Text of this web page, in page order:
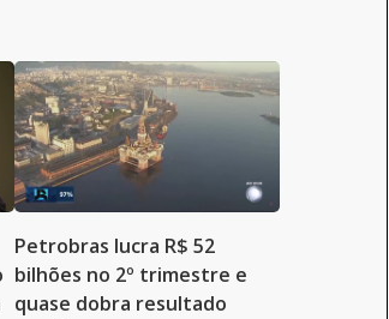
Petrobras lucra R$ 52
bilhões no 2º trimestre e
quase dobra resultado